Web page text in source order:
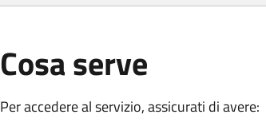
Cosa serve
Per accedere al servizio, assicurati di avere: